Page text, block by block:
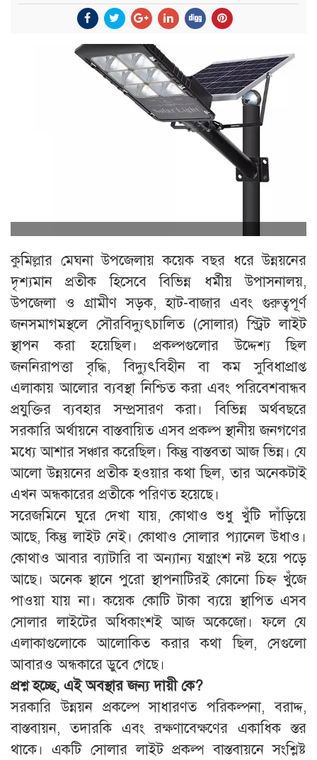
কুমিল্লার মেঘনা উপজেলায় কয়েক বছর ধরে উন্নয়নের
দৃশ্যমান প্রতীক হিসেবে বিভিন্ন ধর্মীয় উপাসনালয়,
উপজেলা ও গ্রামীণ সড়ক, হাট-বাজার এবং গুরুত্বপূর্ণ
জনসমাগমস্থলে সৌরবিদ্যুৎচালিত (সোলার) স্ট্রিট লাইট
স্থাপন করা হয়েছিল। প্রকল্পগুলোর উদ্দেশ্য ছিল
জননিরাপত্তা বৃদ্ধি, বিদ্যুৎবিহীন বা কম সুবিধাপ্রাপ্ত
এলাকায় আলোর ব্যবস্থা নিশ্চিত করা এবং পরিবেশবান্ধব
প্রযুক্তির ব্যবহার সম্প্রসারণ করা। বিভিন্ন অর্থবছরে
সরকারি অর্থায়নে বাস্তবায়িত এসব প্রকল্প স্থানীয় জনগণের
মধ্যে আশার সঞ্চার করেছিল। কিন্তু বাস্তবতা আজ ভিন্ন। যে
আলো উন্নয়নের প্রতীক হওয়ার কথা ছিল, তার অনেকটাই
এখন অন্ধকারের প্রতীকে পরিণত হয়েছে।
সরেজমিনে ঘুরে দেখা যায়, কোথাও শুধু খুঁটি দাঁড়িয়ে
আছে, কিন্তু লাইট নেই। কোথাও সোলার প্যানেল উধাও।
কোথাও আবার ব্যাটারি বা অন্যান্য যন্ত্রাংশ নষ্ট হয়ে পড়ে
আছে। অনেক স্থানে পুরো স্থাপনাটিরই কোনো চিহ্ন খুঁজে
পাওয়া যায় না। কয়েক কোটি টাকা ব্যয়ে স্থাপিত এসব
সোলার লাইটের অধিকাংশই আজ অকেজো। ফলে যে
এলাকাগুলোকে আলোকিত করার কথা ছিল, সেগুলো
আবারও অন্ধকারে ডুবে গেছে।
প্রশ্ন হচ্ছে, এই অবস্থার জন্য দায়ী কে?
সরকারি উন্নয়ন প্রকল্পে সাধারণত পরিকল্পনা, বরাদ্দ,
বাস্তবায়ন, তদারকি এবং রক্ষণাবেক্ষণের একাধিক স্তর
থাকে। একটি সোলার লাইট প্রকল্প বাস্তবায়নে সংশ্লিষ্ট